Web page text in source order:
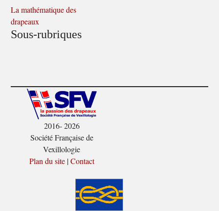
La mathématique des
drapeaux
Sous-rubriques
2016- 2026
Société Française de
Vexillologie
Plan du site|Contact